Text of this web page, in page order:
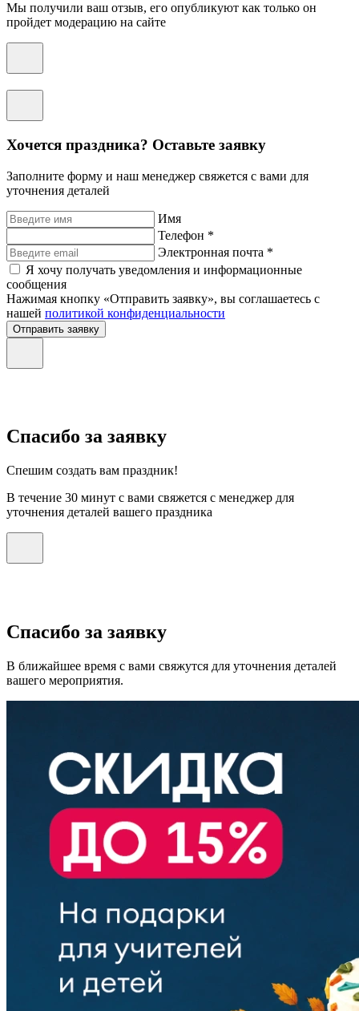
Мы получили ваш отзыв, его опубликуют как только он
пройдет модерацию на сайте
Хочется праздника? Оставьте заявку
Заполните форму и наш менеджер свяжется с вами для
уточнения деталей
Имя
Телефон *
Электронная почта *
Я хочу получать уведомления и информационные
сообщения
Нажимая кнопку «Отправить заявку», вы соглашаетесь с
нашей политикой конфиденциальности
Отправить заявку
Спасибо за заявку
Спешим создать вам праздник!
В течение 30 минут с вами свяжется с менеджер для
уточнения деталей вашего праздника
Спасибо за заявку
В ближайшее время с вами свяжутся для уточнения деталей
вашего мероприятия.